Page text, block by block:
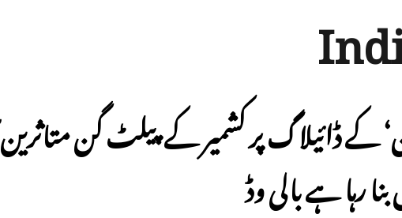
کے ڈائیلاگ پر کشمیر کے پیلٹ گن
رہا ہے بالی وڈ